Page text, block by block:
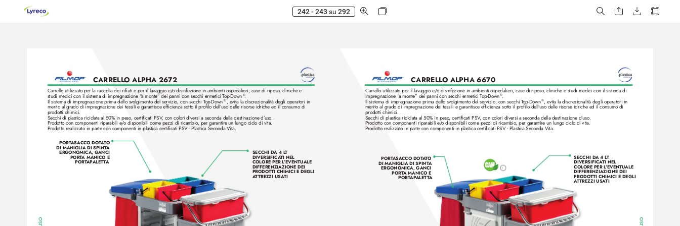
242 - 243 su 292
CARRELLO ALPHA 2672
Carrello utilizzato per la raccolta dei rifiuti e per il lavaggio e/o disinfezione in ambienti ospedalieri, case di riposo, cliniche e
studi medici con il sistema di impregnazione “a monte” dei panni con secchi ermetici Top-Down ®.
Il sistema di impregnazione prima dello svolgimento del servizio, con secchi Top-Down ® , evita la discrezionalità degli operatori in
merito al grado di impregnazione dei tessili e garantisce efficienza sotto il profilo dell’uso delle risorse idriche ed il consumo di
prodotti chimici.
Secchi di plastica riciclata al 50% in peso, certificati PSV, con colori diversi a seconda della destinazione d’uso.
Prodotto con componenti riparabili e/o disponibili come pezzi di ricambio, per garantire un lungo ciclo di vita.
Prodotto realizzato in parte con componenti in plastica certificati PSV - Plastica Seconda Vita.
SECCHI DA 4 LT
DIVERSIFICATI NEL
COLORE PER L’EVENTUALE
DIFFERENZIAZIONE DEI
PRODOTTI CHIMICI E DEGLI
ATTREZZI USATI
PORTASACCO DOTATO
DI MANIGLIA DI SPINTA
ERGONOMICA, GANCI
PORTA MANICO E
PORTAPALETTA
CARRELLO ALPHA 6670
Carrello utilizzato per il lavaggio e/o disinfezione in ambienti ospedalieri, case di riposo, cliniche e studi medici con il sistema di
impregnazione “a monte” dei panni con secchi ermetici Top-Down ®.
Il sistema di impregnazione prima dello svolgimento del servizio, con secchi Top-Down ®, evita la discrezionalità degli operatori in
merito al grado di impregnazione dei tessili e garantisce efficienza sotto il profilo dell’uso delle risorse idriche ed il consumo di
prodotti chimici.
Secchi di plastica riciclata al 50% in peso, certificati PSV, con colori diversi a seconda della destinazione d’uso.
Prodotto con componenti riparabili e/o disponibili come pezzi di ricambio, per garantire un lungo ciclo di vita.
Prodotto realizzato in parte con componenti in plastica certificati PSV - Plastica Seconda Vita.
SECCHI DA 4 LT
DIVERSIFICATI NEL
COLORE PER L’EVENTUALE
DIFFERENZIAZIONE DEI
PRODOTTI CHIMICI E DEGLI
ATTREZZI USATI
PORTASACCO DOTATO
DI MANIGLIA DI SPINTA
ERGONOMICA, GANCI
PORTA MANICO E
PORTAPALETTA